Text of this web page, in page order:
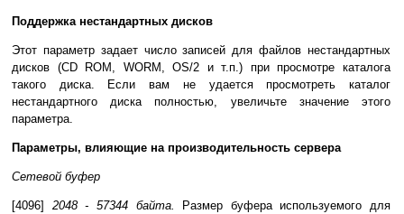
Поддержка нестандартных дисков
Этот параметр задает число записей для файлов нестандартных
дисков (CD ROM, WORM, OS/2 и т.п.) при просмотре каталога
такого диска. Если вам не удается просмотреть каталог
нестандартного диска полностью, увеличьте значение этого
параметра.
Параметры, влияющие на производительность сервера
Сетевой буфер
[4096] 2048 - 57344 байта.
Размер буфера используемого для